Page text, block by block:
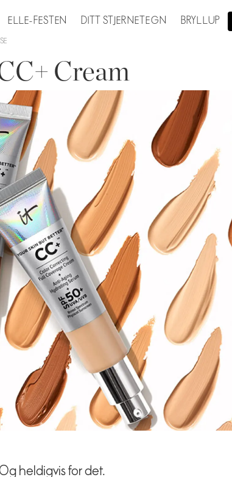
ELLE-FESTEN DITT STJERNETEGN BRYLLUP
Cream
heldigvis for det.